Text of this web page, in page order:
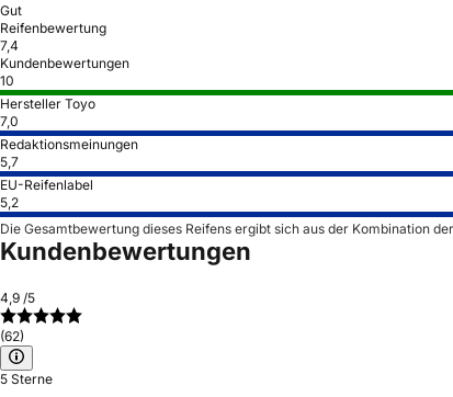
Gut
Reifenbewertung
7,4
Kundenbewertungen
10
Hersteller Toyo
7,0
Redaktionsmeinungen
5,7
EU-Reifenlabel
5,2
Die Gesamtbewertung dieses Reifens ergibt sich aus der Kombination
Kundenbewertungen
4,9 /5
(62)
5 Sterne